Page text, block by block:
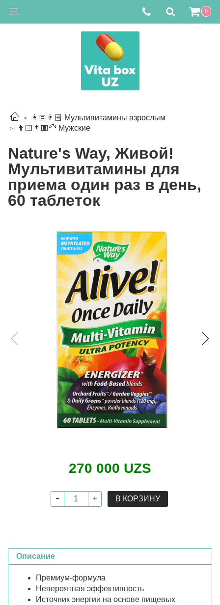
0
👩🏻👨🏻 Мультивитамины взрослым
👨🏻👨🏼‍🦳 Мужские
Nature's Way, Живой!
Мультивитамины для
приема один раз в день,
60 таблеток
270 000 UZS
В КОРЗИНУ
Описание
Премиум-формула
Невероятная эффективность
Источник энергии на основе пищевых